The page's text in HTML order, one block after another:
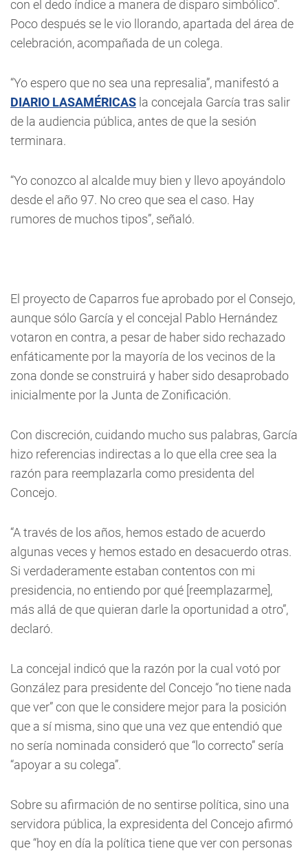
con el dedo índice a manera de disparo simbólico”.
Poco después se le vio llorando, apartada del área de
celebración, acompañada de un colega.
“Yo espero que no sea una represalia”, manifestó a
DIARIO LASAMÉRICAS la concejala García tras salir
de la audiencia pública, antes de que la sesión
terminara.
“Yo conozco al alcalde muy bien y llevo apoyándolo
desde el año 97. No creo que sea el caso. Hay
rumores de muchos tipos”, señaló.
El proyecto de Caparros fue aprobado por el Consejo,
aunque sólo García y el concejal Pablo Hernández
votaron en contra, a pesar de haber sido rechazado
enfáticamente por la mayoría de los vecinos de la
zona donde se construirá y haber sido desaprobado
inicialmente por la Junta de Zonificación.
Con discreción, cuidando mucho sus palabras, García
hizo referencias indirectas a lo que ella cree sea la
razón para reemplazarla como presidenta del
Concejo.
“A través de los años, hemos estado de acuerdo
algunas veces y hemos estado en desacuerdo otras.
Si verdaderamente estaban contentos con mi
presidencia, no entiendo por qué [reemplazarme],
más allá de que quieran darle la oportunidad a otro”,
declaró.
La concejal indicó que la razón por la cual votó por
González para presidente del Concejo “no tiene nada
que ver” con que le considere mejor para la posición
que a sí misma, sino que una vez que entendió que
no sería nominada consideró que “lo correcto” sería
“apoyar a su colega”.
Sobre su afirmación de no sentirse política, sino una
servidora pública, la expresidenta del Concejo afirmó
que “hoy en día la política tiene que ver con personas